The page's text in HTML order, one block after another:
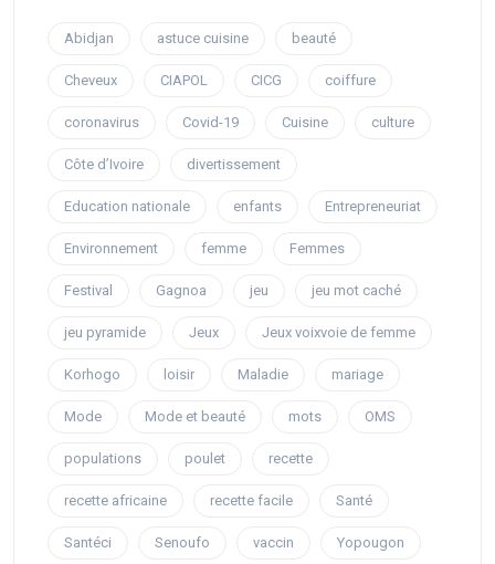
Abidjan astuce cuisine beauté
Cheveux CIAPOL CICG coiffure
coronavirus Covid-19 Cuisine culture
Côte d’Ivoire divertissement
Education nationale enfants Entrepreneuriat
Environnement femme Femmes
Festival Gagnoa jeu jeu mot caché
jeu pyramide Jeux Jeux voixvoie de femme
Korhogo loisir Maladie mariage
Mode Mode et beauté mots OMS
populations poulet recette
recette africaine recette facile Santé
Santéci Senoufo vaccin Yopougon